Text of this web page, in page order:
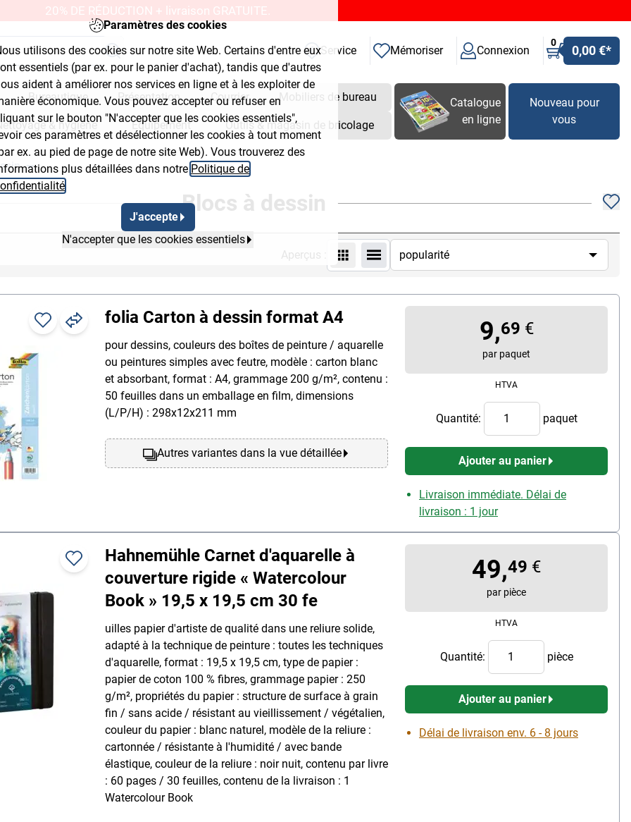
Paramètres des cookies
utilisons des cookies sur notre site Web. Certains d'entre eux
essentiels (par ex. pour le panier d'achat), tandis que d'autres
aident à améliorer nos services en ligne et à les exploiter de
économique. Vous pouvez accepter ou refuser en
sur le bouton "N'accepter que les cookies essentiels",
ces paramètres et désélectionner les cookies à tout moment
ex. au pied de page de notre site Web). Vous trouverez des
plus détaillées dans notre Politique de
J'accepte
N'accepter que les cookies essentiels
20% DE RÉDUCTION + livraison GRATUITE.
Service Mémoriser Connexion
0
0,00 €*
Bureautique Présentation Courrier Mobiliers de bureau
& hygiène Équipement Outils & magasin de bricolage
Catalogue
en ligne
Nouveau pour
vous
Button 2
Breadcrumb Flyout Button 3
Blocs à dessin
Aperçus :
folia Carton à dessin format A4
pour dessins, couleurs des boîtes de peinture / aquarelle
ou peintures simples avec feutre, modèle : carton blanc
et absorbant, format : A4, grammage 200 g/m², contenu :
50 feuilles dans un emballage en film, dimensions
(L/P/H) : 298x12x211 mm
Autres variantes dans la vue détaillée
9,69 €
par paquet
HTVA
Quantité: paquet
Ajouter au panier
Livraison immédiate. Délai de
livraison : 1 jour
Hahnemühle Carnet d'aquarelle à
couverture rigide « Watercolour
Book » 19,5 x 19,5 cm 30 fe
uilles papier d'artiste de qualité dans une reliure solide,
adapté à la technique de peinture : toutes les techniques
d'aquarelle, format : 19,5 x 19,5 cm, type de papier :
papier de coton 100 % fibres, grammage papier : 250
g/m², propriétés du papier : structure de surface à grain
fin / sans acide / résistant au vieillissement / végétalien,
couleur du papier : blanc naturel, modèle de la reliure :
cartonnée / résistante à l'humidité / avec bande
élastique, couleur de la reliure : noir nuit, contenu par livre
: 60 pages / 30 feuilles, contenu de la livraison : 1
Watercolour Book
49,49 €
par pièce
HTVA
Quantité: pièce
Ajouter au panier
Délai de livraison env. 6 - 8 jours